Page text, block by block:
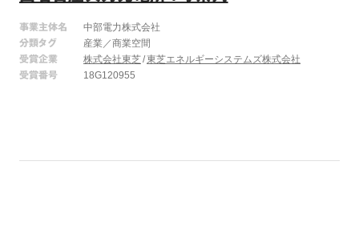
事業主体名
中部電力株式会社
分類タグ
産業／商業空間
受賞企業
株式会社東芝 東芝エネルギーシステムズ株式会社
受賞番号
18G120955